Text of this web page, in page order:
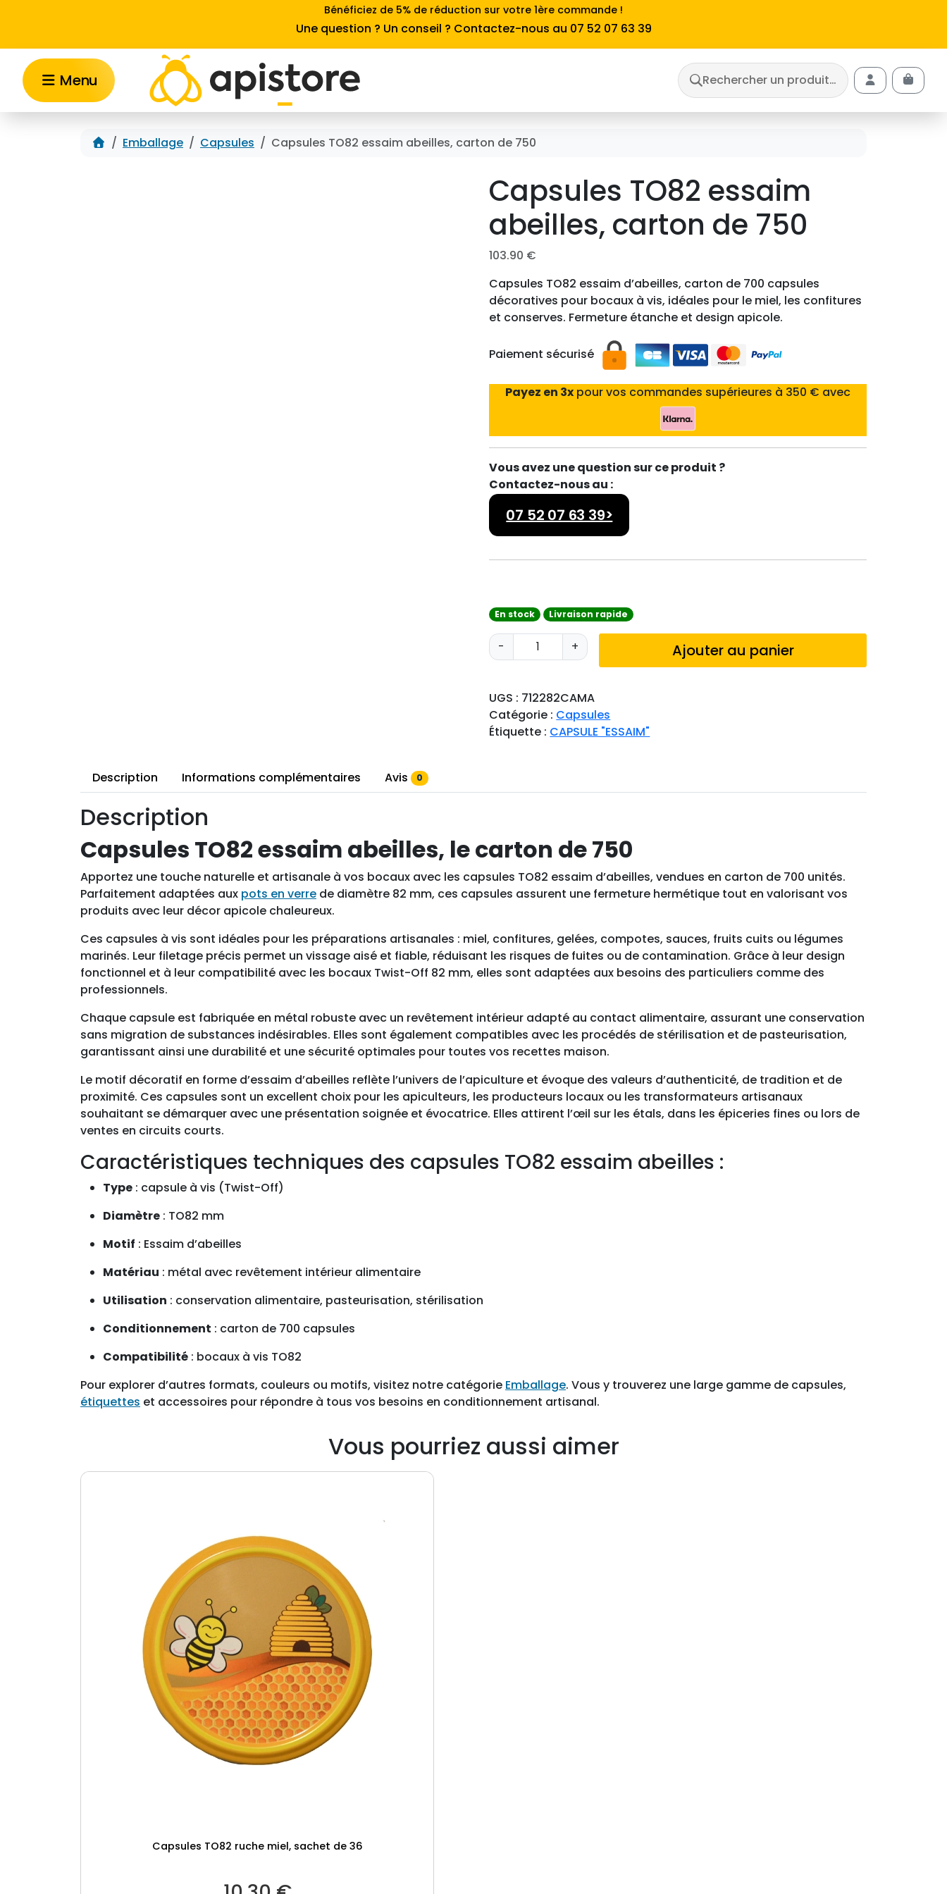
Bénéficiez de 5% de réduction sur votre 1ère commande !
Une question ? Un conseil ? Contactez-nous au 07 52 07 63 39
Menu
Rechercher un produit…
Account
Cart
Accueil
Emballage Capsules Capsules TO82 essaim abeilles, carton de 750
Capsules TO82 essaim
abeilles, carton de 750
103.90 €
Capsules TO82 essaim d’abeilles, carton de 700 capsules
décoratives pour bocaux à vis, idéales pour le miel, les confitures
et conserves. Fermeture étanche et design apicole.
Paiement sécurisé
Payez en 3x pour vos commandes supérieures à 350 € avec
Vous avez une question sur ce produit ?
Contactez-nous au :
07 52 07 63 39>
En stock Livraison rapide
-
q
u
n
t
i
e
p
s
u
l
T
O
8
e
s
s
i
m
a
i
e
7
+ Ajouter au panier
UGS : 712282CAMA
Catégorie : Capsules
Étiquette : CAPSULE "ESSAIM"
Description Informations complémentaires Avis 0
Description
Capsules TO82 essaim abeilles, le carton de 750
Apportez une touche naturelle et artisanale à vos bocaux avec les capsules TO82 essaim d’abeilles, vendues en carton de 700 unités.
Parfaitement adaptées aux pots en verre de diamètre 82 mm, ces capsules assurent une fermeture hermétique tout en valorisant vos
produits avec leur décor apicole chaleureux.
Ces capsules à vis sont idéales pour les préparations artisanales : miel, confitures, gelées, compotes, sauces, fruits cuits ou légumes
marinés. Leur filetage précis permet un vissage aisé et fiable, réduisant les risques de fuites ou de contamination. Grâce à leur design
fonctionnel et à leur compatibilité avec les bocaux Twist-Off 82 mm, elles sont adaptées aux besoins des particuliers comme des
professionnels.
Chaque capsule est fabriquée en métal robuste avec un revêtement intérieur adapté au contact alimentaire, assurant une conservation
sans migration de substances indésirables. Elles sont également compatibles avec les procédés de stérilisation et de pasteurisation,
garantissant ainsi une durabilité et une sécurité optimales pour toutes vos recettes maison.
Le motif décoratif en forme d’essaim d’abeilles reflète l’univers de l’apiculture et évoque des valeurs d’authenticité, de tradition et de
proximité. Ces capsules sont un excellent choix pour les apiculteurs, les producteurs locaux ou les transformateurs artisanaux
souhaitant se démarquer avec une présentation soignée et évocatrice. Elles attirent l’œil sur les étals, dans les épiceries fines ou lors de
ventes en circuits courts.
Caractéristiques techniques des capsules TO82 essaim abeilles :
Type : capsule à vis (Twist-Off)
Diamètre : TO82 mm
Motif : Essaim d’abeilles
Matériau : métal avec revêtement intérieur alimentaire
Utilisation : conservation alimentaire, pasteurisation, stérilisation
Conditionnement : carton de 700 capsules
Compatibilité : bocaux à vis TO82
Pour explorer d’autres formats, couleurs ou motifs, visitez notre catégorie Emballage. Vous y trouverez une large gamme de capsules,
étiquettes et accessoires pour répondre à tous vos besoins en conditionnement artisanal.
Vous pourriez aussi aimer
Capsules TO82 ruche miel, sachet de 36